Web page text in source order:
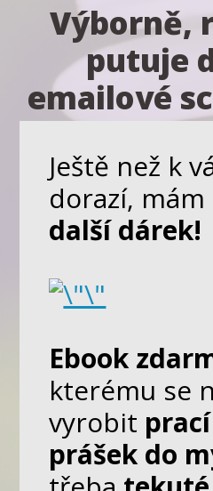
Výborně,
putuje
emailové
Ještě než k
dorazí, mám
další dárek!
Ebook
kterému se
vyrobit
prášek do